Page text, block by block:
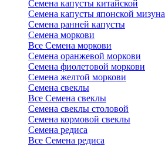
Семена капусты китайской
Семена капусты японской мизуна
Семена ранней капусты
Семена моркови
Все Семена моркови
Семена оранжевой моркови
Семена фиолетовой моркови
Семена желтой моркови
Семена свеклы
Все Семена свеклы
Семена свеклы столовой
Семена кормовой свеклы
Семена редиса
Все Семена редиса